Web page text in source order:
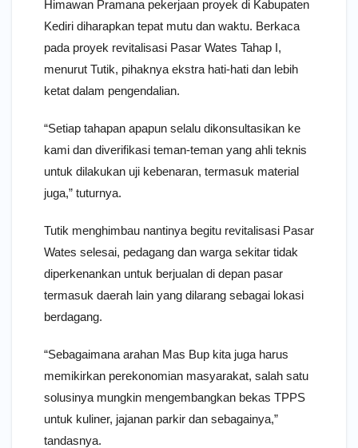
Himawan Pramana pekerjaan proyek di Kabupaten
Kediri diharapkan tepat mutu dan waktu. Berkaca
pada proyek revitalisasi Pasar Wates Tahap I,
menurut Tutik, pihaknya ekstra hati-hati dan lebih
ketat dalam pengendalian.
“Setiap tahapan apapun selalu dikonsultasikan ke
kami dan diverifikasi teman-teman yang ahli teknis
untuk dilakukan uji kebenaran, termasuk material
juga,” tuturnya.
Tutik menghimbau nantinya begitu revitalisasi Pasar
Wates selesai, pedagang dan warga sekitar tidak
diperkenankan untuk berjualan di depan pasar
termasuk daerah lain yang dilarang sebagai lokasi
berdagang.
“Sebagaimana arahan Mas Bup kita juga harus
memikirkan perekonomian masyarakat, salah satu
solusinya mungkin mengembangkan bekas TPPS
untuk kuliner, jajanan parkir dan sebagainya,”
tandasnya.